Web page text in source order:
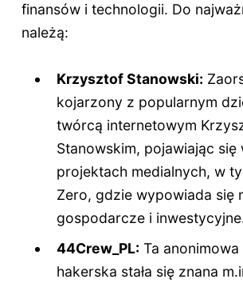
finansów i technologii. Do
należą:
Krzysztof Stanowski:
kojarzony z popularnym
twórcą internetowym
Stanowskim, pojawiając się
projektach medialnych, w
Zero, gdzie wypowiada się
gospodarcze i
44Crew_PL: Ta
hakerska stała się znana